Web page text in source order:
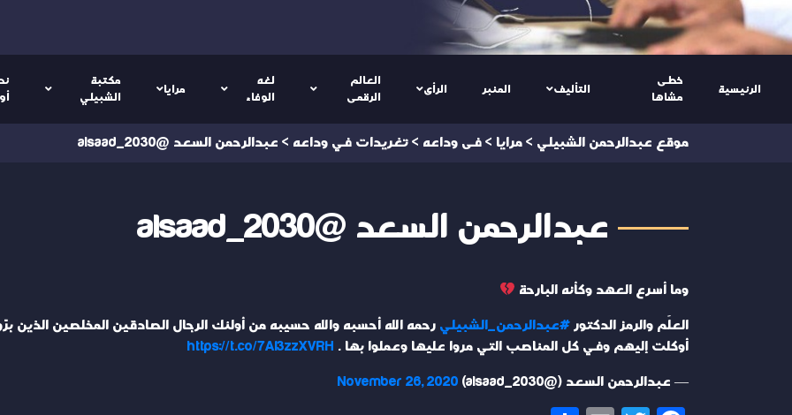
الرئيسية
خطى
مشاها
التأليف المنبر الرأى
العالم
الرقمى
لغه
الوفاء
مرايا
مكتبة
الشبيلي
موقع عبدالرحمن الشبيلي > مرايا > فى وداعه > تغريدات في وداعه > عبدالرحمن السعد @alsaad_2030
عبدالرحمن السعد @alsaad_2030
وما أسرع العهد وكأنه البارحة
العلَم والرمز الدكتور #عبدالرحمن_الشبيلي رحمه الله أحسبه والله حسيبه من أولئك الرجال الصادقين المخلصين الذين
أوكلت إليهم وفي كل المناصب التي مروا عليها وعملوا بها . https://t.co/7AI3zzXVRH
— عبدالرحمن السعد (@alsaad_2030) November 26, 2020